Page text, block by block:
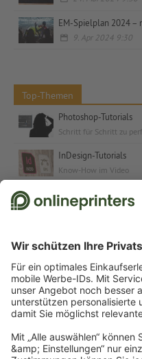
9. Apr 2024 9:30
Top-Themen
Photoshop-Tutorials
Schritt für Schritt zu
InDesign-Tutorials
Know-How im Video
Kostenlose Schriften &
Schriften und Schrift-
© 2026